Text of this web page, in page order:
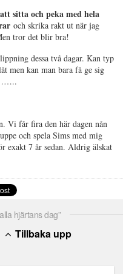
sitta och peka med hela
och skrika rakt ut när jag
tror det blir bra!
dessa två dagar. Kan typ
men kan man bara få ge sig
Vi får fira den här dagen nån
och spela Sims med mig
exakt 7 år sedan. Aldrig älskat
hjärtans dag”
Tillbaka upp